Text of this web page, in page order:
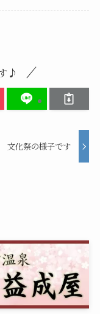
♪
文化祭の様子です